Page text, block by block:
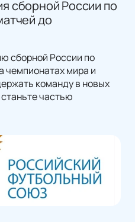
сборной России по
до
сборной России по
чемпионатах мира и
команду в новых
частью